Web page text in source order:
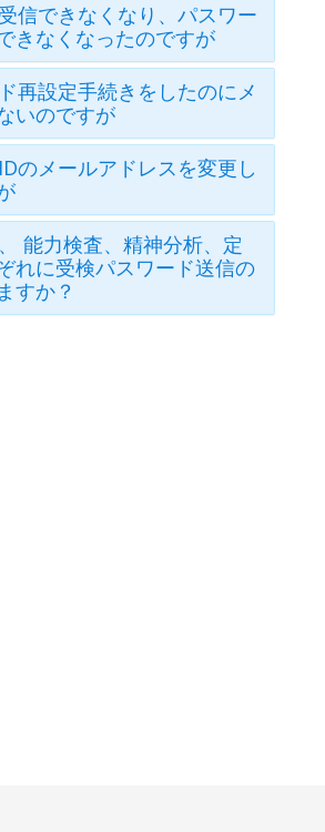
信できなくなり、パスワー
きなくなったのですが
再設定手続きをしたのにメ
いのですが
のメールアドレスを変更し
能力検査、精神分析、定
れに受検パスワード送信の
すか？